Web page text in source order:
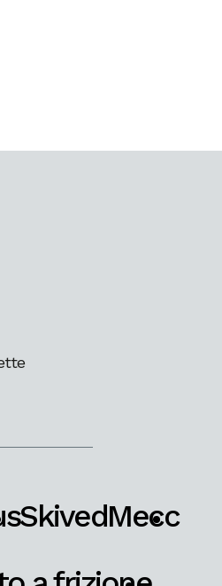
SkivedMecc